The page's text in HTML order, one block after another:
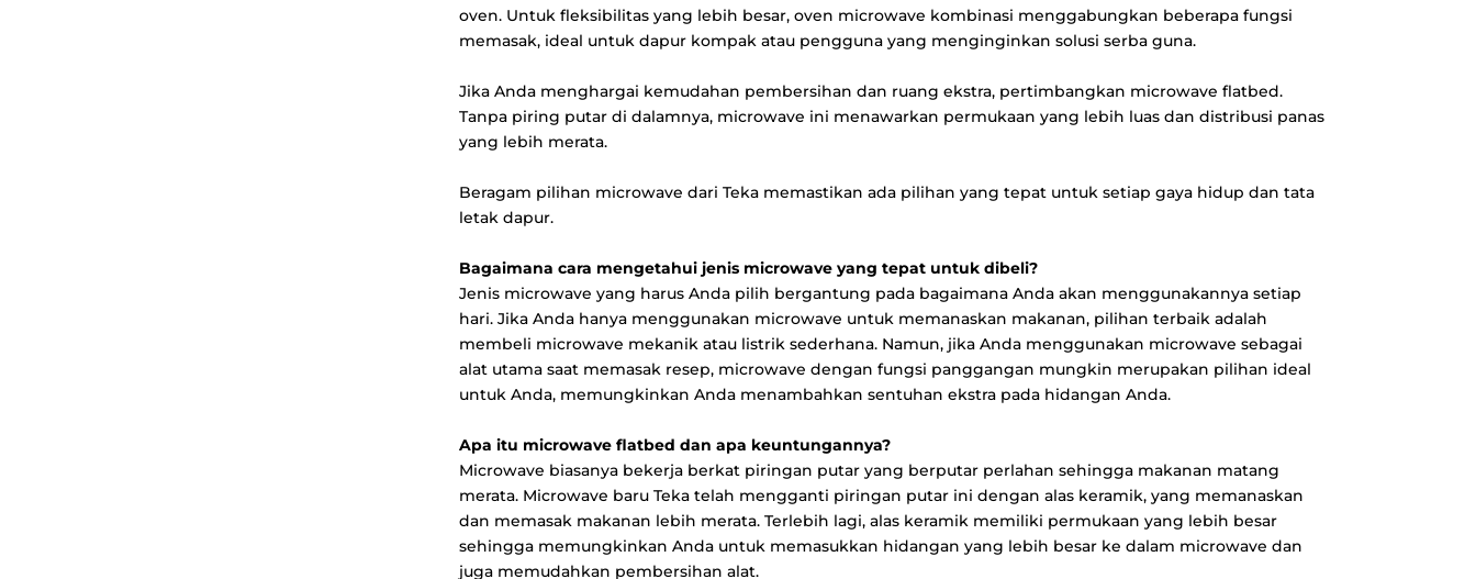
oven. Untuk fleksibilitas yang lebih besar, oven microwave kombinasi menggabungkan beberapa fungsi
memasak, ideal untuk dapur kompak atau pengguna yang menginginkan solusi serba guna.
Jika Anda menghargai kemudahan pembersihan dan ruang ekstra, pertimbangkan microwave flatbed.
Tanpa piring putar di dalamnya, microwave ini menawarkan permukaan yang lebih luas dan distribusi panas
yang lebih merata.
Beragam pilihan microwave dari Teka memastikan ada pilihan yang tepat untuk setiap gaya hidup dan tata
letak dapur.
Bagaimana cara mengetahui jenis microwave yang tepat untuk dibeli?
Jenis microwave yang harus Anda pilih bergantung pada bagaimana Anda akan menggunakannya setiap
hari. Jika Anda hanya menggunakan microwave untuk memanaskan makanan, pilihan terbaik adalah
membeli microwave mekanik atau listrik sederhana. Namun, jika Anda menggunakan microwave sebagai
alat utama saat memasak resep, microwave dengan fungsi panggangan mungkin merupakan pilihan ideal
untuk Anda, memungkinkan Anda menambahkan sentuhan ekstra pada hidangan Anda.
Apa itu microwave flatbed dan apa keuntungannya?
Microwave biasanya bekerja berkat piringan putar yang berputar perlahan sehingga makanan matang
merata. Microwave baru Teka telah mengganti piringan putar ini dengan alas keramik, yang memanaskan
dan memasak makanan lebih merata. Terlebih lagi, alas keramik memiliki permukaan yang lebih besar
sehingga memungkinkan Anda untuk memasukkan hidangan yang lebih besar ke dalam microwave dan
juga memudahkan pembersihan alat.